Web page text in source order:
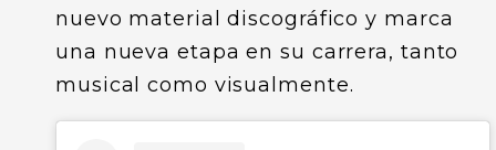
nuevo material discográfico y marca
una nueva etapa en su carrera, tanto
musical como visualmente.